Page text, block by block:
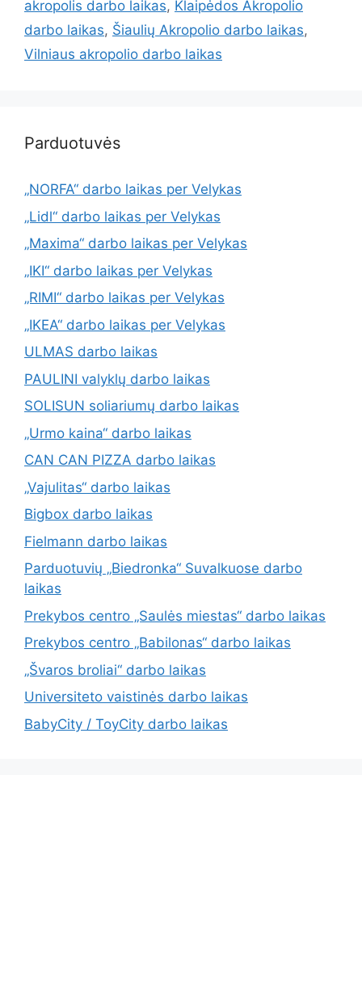
akropolis darbo laikas, Klaipėdos Akropolio
darbo laikas, Šiaulių Akropolio darbo laikas,
Vilniaus akropolio darbo laikas
Parduotuvės
„NORFA“ darbo laikas per Velykas
„Lidl“ darbo laikas per Velykas
„Maxima“ darbo laikas per Velykas
„IKI“ darbo laikas per Velykas
„RIMI“ darbo laikas per Velykas
„IKEA“ darbo laikas per Velykas
ULMAS darbo laikas
PAULINI valyklų darbo laikas
SOLISUN soliariumų darbo laikas
„Urmo kaina“ darbo laikas
CAN CAN PIZZA darbo laikas
„Vajulitas“ darbo laikas
Bigbox darbo laikas
Fielmann darbo laikas
Parduotuvių „Biedronka“ Suvalkuose darbo
laikas
Prekybos centro „Saulės miestas“ darbo laikas
Prekybos centro „Babilonas“ darbo laikas
„Švaros broliai“ darbo laikas
Universiteto vaistinės darbo laikas
BabyCity / ToyCity darbo laikas